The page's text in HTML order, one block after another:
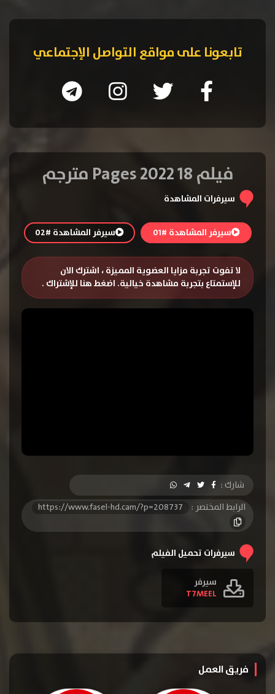
تابعونا على مواقع التواصل الإجتماعي
فيلم 18 Pages 2022 مترجم
سيرفرات المشاهدة
سيرفر المشاهدة #01 سيرفر المشاهدة #02
لا تفوت تجربة مزايا العضوية المميزة ، اشترك الان
للإستمتاع بتجربة مشاهدة خيالية. اضغط هنا للإشتراك .
شارك :
الرابط المختصر :
https://www.fasel-hd.cam/?p=208737
سيرفرات تحميل الفيلم
سيرفر
T7MEEL
فريق العمل